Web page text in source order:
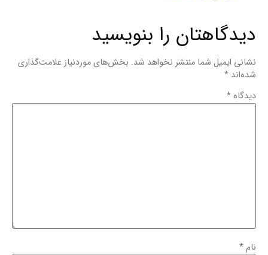
دیدگاهتان را بنویسید
نشانی ایمیل شما منتشر نخواهد شد. بخش‌های موردنیاز علامت‌گذاری
شده‌اند *
دیدگاه *
نام*